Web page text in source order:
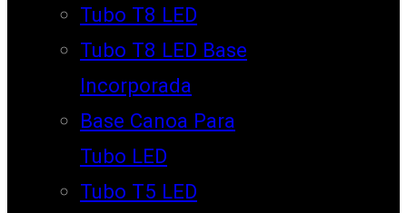
Tubo T8 LED
Tubo T8 LED Base
Incorporada
Base Canoa Para
Tubo LED
Tubo T5 LED